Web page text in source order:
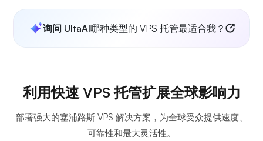
询问 UltaAI哪种类型的 VPS 托管最适合我？
利用快速 VPS 托管扩展全球影响力
部署强大的塞浦路斯 VPS 解决方案，为全球受众提供速度、
可靠性和最大灵活性。